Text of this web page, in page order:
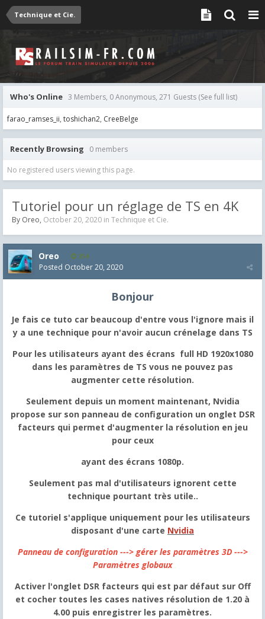
Technique et Cie.
Who's Online 3 Members, 0 Anonymous, 271 Guests (See full list)
farao_ramses_ii toshichan2 CreeBelge
Recently Browsing 0 members
No registered users viewing this page.
Tutoriel pour un réglage de TS en 4K
By Oreo, October 20, 2020 in Technique et Cie.
Oreo 354
Posted October 20, 2020
Bonjour
Je fais ce tuto car beaucoup d'entre vous l'ignore mais il
y a une technique pour n'avoir aucun crénelage dans TS
Pour les utilisateurs ayant des écrans full HD 1920x1080
dans les paramètres de TS vous ne pouvez pas
augmenter cette résolution.
Seulement depuis un moment maintenant, Nvidia
propose sur son panneau de configuration un onglet DSR
facteurs qui permet d'augmenter la résolution en jeu
pour ceux
ayant des écrans 1080p.
Seulement pas mal d'utilisateurs ignorent cette
technique pourtant très utile..
Ce tutoriel s'applique uniquement pour les utilisateurs
disposant d'une carte Nvidia
Panneau de configuration ---> gérer les paramètres 3D --->
Paramètres globaux
Activer l'onglet DSR facteurs qui est par défaut sur Off
et cocher toutes les cases natives résolution de 1.20 à
4.00 puis enregistrer les paramètres.